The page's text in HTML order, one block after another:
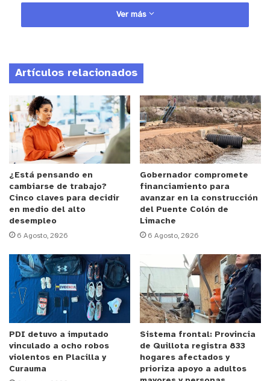
sistema, como la incorporación de aguas lluvias,
basura y otros desechos. En este periodo
distanciaaproximada entre
Cartagena ”,dijoel gerente regional de Esval,
Alejandro Salas.
Anuncio Patrocinado
El ejecutivo detalló que durantetodo2023, se
proyectaabarcar más de 320 kilómetros a lo largo
de la Región de Valparaíso, con una inversión que
supera los $832 , equivalente a más
millón de dólares.
“Este programa considera
operativos preventivos y de limpieza en la red de
colectores, además de la revisión especial de
puntos críticos. Hemos reforzado esta labor con el
aporte de la tecnología, a través de video
inspecciones, que nos permiten tener un
diagnóstico preciso del estado de la tubería;
utilización de revestimientos interiores para
reforzar la pared del colector y extender su vida
útil; y la instalación de sensores de nivel, que
Ver más
Artículos relacionados
¿Está pensando en
cambiarse de trabajo?
Cinco claves para decidir
en medio del alto
desempleo
6 Agosto, 2026
Gobernador compromete
financiamiento para
avanzar en la construcción
del Puente Colón de
Limache
6 Agosto, 2026
PDI detuvo a imputado
vinculado a ocho robos
violentos en Placilla y
Curauma
Sistema frontal: Provincia
de Quillota registra 833
hogares afectados y
prioriza apoyo a adultos